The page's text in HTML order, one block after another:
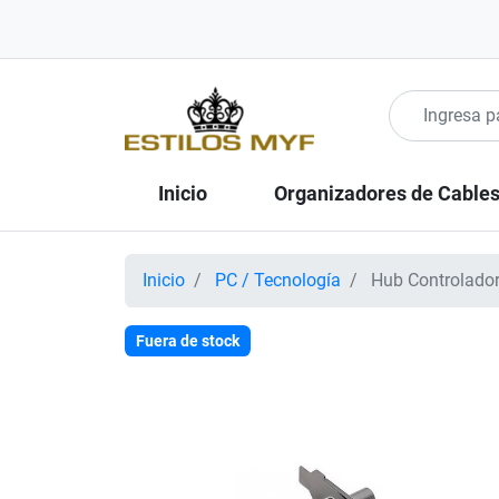
Inicio Organizadores de Cables
Inicio PC / Tecnología Hub
Fuera de stock